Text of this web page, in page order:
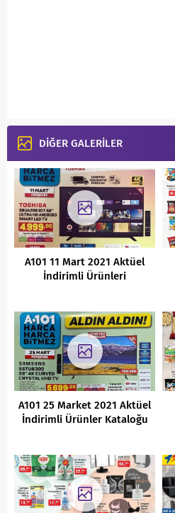
DİĞER GALERİLER
A101 11 Mart 2021 Aktüel
İndirimli Ürünleri
A101 25 Market 2021 Aktüel
İndirimli Ürünler Kataloğu